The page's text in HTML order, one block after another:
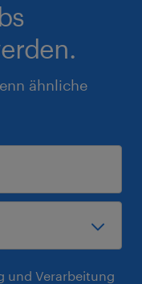
ähnliche
und Verarbeitung